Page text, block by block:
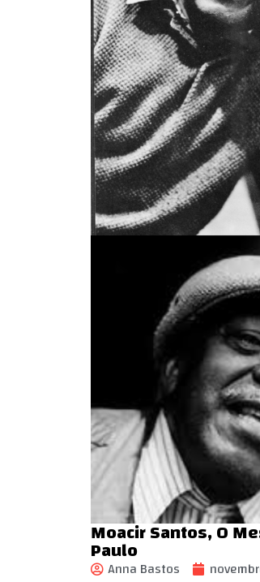
Moacir Santos, O
Paulo
Anna Bastos